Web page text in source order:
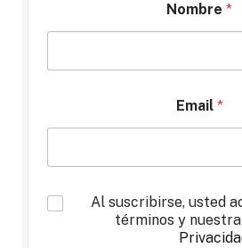
Nombre *
Email *
*
Al suscribirse, usted
términos y nuestra